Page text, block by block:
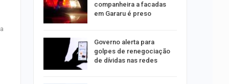
companheira a facadas
em Gararu é preso
Governo alerta para
golpes de renegociação
de dívidas nas redes